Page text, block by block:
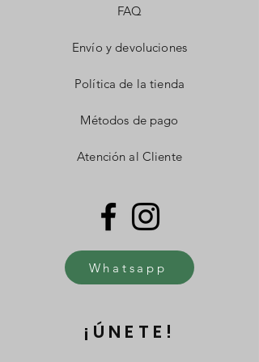
FAQ
Envío y devoluciones
Política de la tienda
Métodos de pago
Atención al Cliente
Whatsapp
¡ÚNETE!